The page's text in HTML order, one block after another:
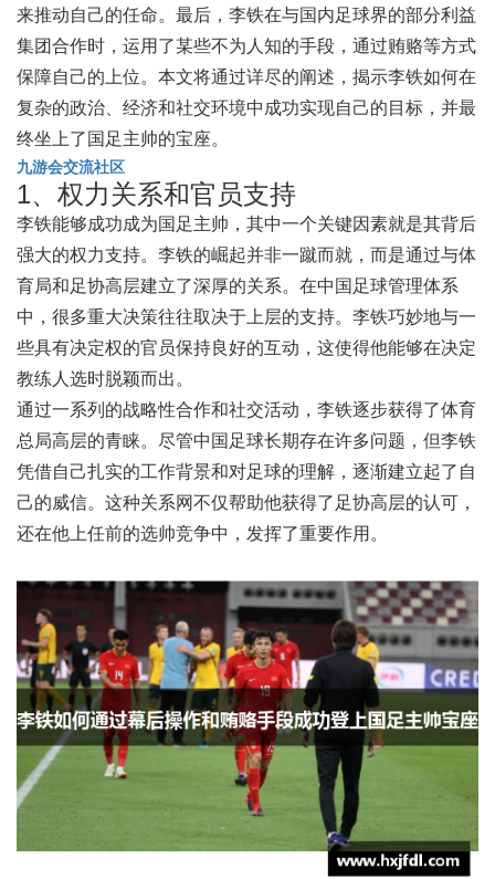
来推动自己的任命。最后，李铁在与国内足球界的部分利益
集团合作时，运用了某些不为人知的手段，通过贿赂等方式
保障自己的上位。本文将通过详尽的阐述，揭示李铁如何在
复杂的政治、经济和社交环境中成功实现自己的目标，并最
终坐上了国足主帅的宝座。
九游会交流社区
1、权力关系和官员支持
李铁能够成功成为国足主帅，其中一个关键因素就是其背后
强大的权力支持。李铁的崛起并非一蹴而就，而是通过与体
育局和足协高层建立了深厚的关系。在中国足球管理体系
中，很多重大决策往往取决于上层的支持。李铁巧妙地与一
些具有决定权的官员保持良好的互动，这使得他能够在决定
教练人选时脱颖而出。
通过一系列的战略性合作和社交活动，李铁逐步获得了体育
总局高层的青睐。尽管中国足球长期存在许多问题，但李铁
凭借自己扎实的工作背景和对足球的理解，逐渐建立起了自
己的威信。这种关系网不仅帮助他获得了足协高层的认可，
还在他上任前的选帅竞争中，发挥了重要作用。